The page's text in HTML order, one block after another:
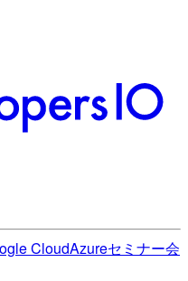
CloudAzureセミナー会